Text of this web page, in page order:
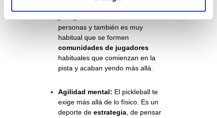
personas y también es muy
habitual que se formen
comunidades de jugadores
habituales que comienzan en la
pista y acaban yendo más allá.
Agilidad mental: El pickleball te
exige más allá de lo físico. Es un
deporte deestrategia, de pensar